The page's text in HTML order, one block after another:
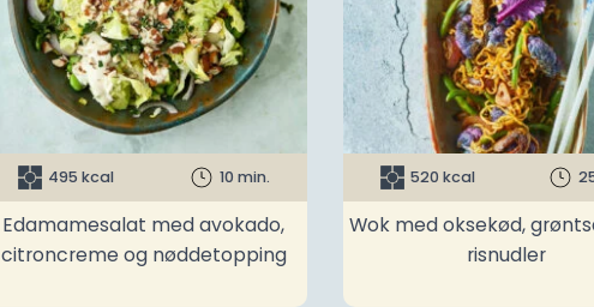
495 kcal 10 min.
Edamamesalat med avokado,
citroncreme og nøddetopping
520 kcal
Wok med oksekød,
risnudler